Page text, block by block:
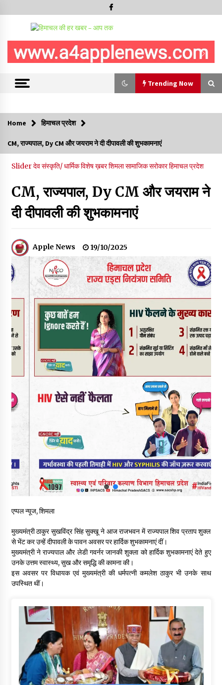
Trending Now
5 किलो अफीम डोडा/पोस्त बरामदगी मामले में कुल्लू सैंज से मुख्य सप्लायर
गिरफ्तार
प्रयोग- राजेश धर्माणी
08/08/2026
हिमाचल सरकार मछुआरों को नावों और मछली पकड़ने के उपकरणों पर डे रही
08/08/2026
चंबा के बैरागढ़ में दर्दनाक बस हादसा, 7 की मौत, 11 घायल, राज्यपाल CM व
कुलदीप पठानिया सहित नेताओं ने जताया शोक
08/08/2026
चंबा में बड़ा बस सड़क हादसा, 3 की मौत कई गंभीर घायल, बैरागढ़ से चंबा आ
रही थी निजी बस शर्मा कोच
08/08/2026
चौपाल विधायक पर BDC सदस्य राजेश रढाइक का तीखा हमला, मांगा
इस्तीफा
08/08/2026
हमीरपुर के बड़सर में मनाया जाएगा राज्यस्तरीय स्वतंत्रता दिवस समारोह, CM
सुक्खू करेंगे ध्वजारोहण
वन विभाग के एक हजार खिलाड़ी रामपुर में दिखाएंगे जौहर, 11 से 13 सितंबर
तक आयोजित होगी 27वीं वार्षिक खेलकूद प्रतियोगिता
07/08/2026
30 बैग की सीमा पर भाजपा का हमला, बोली- कांग्रेस सरकार ने सेब उत्पादकों
शिमला पुलिस में बड़ी अनुशासनात्मक कार्रवाई, 3 पुलिसकर्मी निलंबित
07/08/2026
रूपी भावा वन्यजीव अभयारण्य में फिर दिखा जंगलों का ‘खामोश पहरेदार’, दुर्लभ
हिमालयन “सीरो” कैमरे में कैद
06/08/2026
Home हिमाचल प्रदेश
CM, राज्यपाल, Dy CM और जयराम ने दी दीपावली की शुभकामनाएं
Sliderदेव संस्कृति/ धार्मिकविशेष ख़बरशिमलासामाजिक सरोकारहिमाचल प्रदेश
CM, राज्यपाल, Dy CM और जयराम ने
दी दीपावली की शुभकामनाएं
Apple News 19/10/2025
एप्पल न्यूज, शिमला
मुख्यमंत्री ठाकुर सुखविंद्र सिंह सुक्खू ने आज राजभवन में राज्यपाल शिव प्रताप शुक्ल
से भेंट कर उन्हें दीपावली के पावन अवसर पर हार्दिक शुभकामनाएं दीं।
मुख्यमंत्री ने राज्यपाल और लेडी गवर्नर जानकी शुक्ला को हार्दिक शुभकामनाएं देते हुए
उनके उत्तम स्वास्थ्य, सुख और समृद्धि की कामना की।
इस अवसर पर विधायक एवं मुख्यमंत्री की धर्मपत्नी कमलेश ठाकुर भी उनके साथ
उपस्थित थीं।